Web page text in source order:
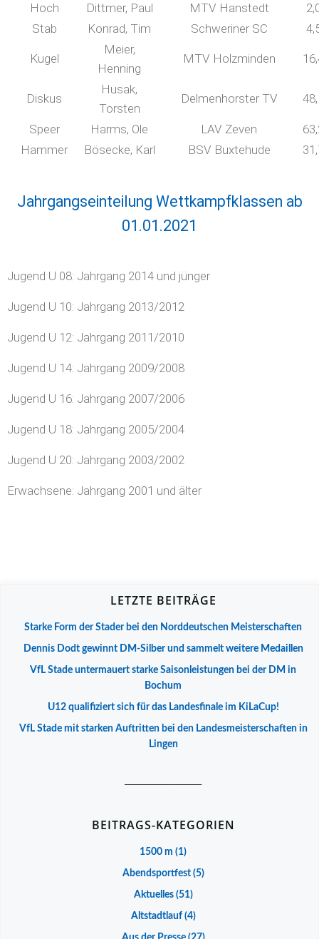
Hoch Dittmer, Paul MTV Hanstedt
Stab
Konrad, Tim Schweriner SC
Kugel
Meier,
Henning
MTV Holzminden
Diskus
Husak,
Torsten
Delmenhorster TV
Speer Harms, Ole LAV Zeven
Hammer
Bösecke, Karl BSV Buxtehude
Jahrgangseinteilung Wettkampfklassen ab
01.01.2021
Jugend U 08: Jahrgang 2014 und jünger
Jugend U 10: Jahrgang 2013/2012
Jugend U 12: Jahrgang 2011/2010
Jugend U 14: Jahrgang 2009/2008
Jugend U 16: Jahrgang 2007/2006
Jugend U 18: Jahrgang 2005/2004
Jugend U 20: Jahrgang 2003/2002
Erwachsene: Jahrgang 2001 und älter
LETZTE BEITRÄGE
Starke Form der Stader bei den Norddeutschen Meisterschaften
Dennis Dodt gewinnt DM-Silber und sammelt weitere Medaillen
VfL Stade untermauert starke Saisonleistungen bei der DM in
Bochum
U12 qualifiziert sich für das Landesfinale im KiLaCup!
VfL Stade mit starken Auftritten bei den Landesmeisterschaften in
Lingen
BEITRAGS-KATEGORIEN
1500 m (1)
Abendsportfest(5)
Aktuelles(51)
Altstadtlauf(4)